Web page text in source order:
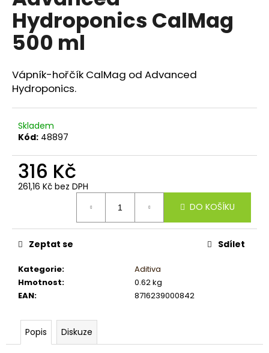
0,0
5
hvězdiček.
Hydroponics CalMag
500 ml
Vápník-hořčík CalMag od Advanced
Hydroponics.
Skladem
Kód: 48897
316 Kč
261,16 Kč bez DPH
DO KOŠÍKU
Kategorie:
Aditiva
Hmotnost:
0.62 kg
EAN: 8716239000842
Zeptat se Sdílet
Popis Diskuze
a
j
í
?
D
o
č
u
m